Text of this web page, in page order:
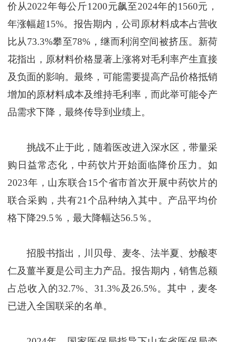
价从2022年每公斤1200元飙至2024年的1560元，
年涨幅超15%。报告期内，公司原材料成本占营收
比从73.3%攀至78%，继而利润空间被挤压。新荷
花指出，原材料价格显著上涨将对毛利率产生直接
及负面的影响。最终，可能需要提高产品价格抵销
增加的原材料成本及维持毛利率，而此举可能令产
品需求下降，最终传导到业绩上。
挑战不止于此，随着医改进入深水区，带量采
购日益常态化，中药饮片开始面临降价压力。如
2023年，山东联合15个省市首次开展中药饮片的
联合采购，共有21个品种纳入其中。产品平均价
格下降29.5％，最大降幅达56.5％。
招股书指出，川贝母、麦冬、法半夏、炒酸枣
仁及薑半夏是公司主力产品。报告期内，销售总额
占总收入的32.7%、31.3%及26.5%。其中，麦冬
已进入全国联采的名单。